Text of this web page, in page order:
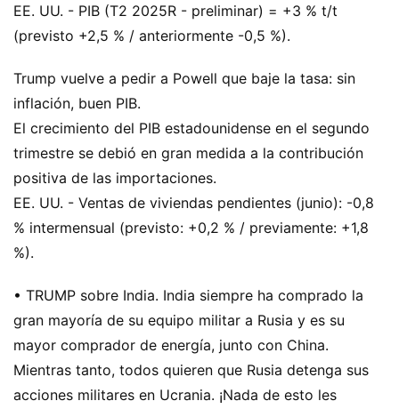
EE. UU. - PIB (T2 2025R - preliminar) = +3 % t/t
(previsto +2,5 % / anteriormente -0,5 %).
Trump vuelve a pedir a Powell que baje la tasa: sin
inflación, buen PIB.
El crecimiento del PIB estadounidense en el segundo
trimestre se debió en gran medida a la contribución
positiva de las importaciones.
EE. UU. - Ventas de viviendas pendientes (junio): -0,8
% intermensual (previsto: +0,2 % / previamente: +1,8
%).
• TRUMP sobre India. India siempre ha comprado la
gran mayoría de su equipo militar a Rusia y es su
mayor comprador de energía, junto con China.
Mientras tanto, todos quieren que Rusia detenga sus
acciones militares en Ucrania. ¡Nada de esto les